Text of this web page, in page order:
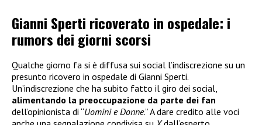
Gianni Sperti ricoverato in ospedale: i
rumors dei giorni scorsi
Qualche giorno fa si è diffusa sui social l’indiscrezione su un
presunto ricovero in ospedale di Gianni Sperti.
Un’indiscrezione che ha subito fatto il giro dei social,
alimentando la preoccupazione da parte dei fan
dell’opinionista di “Uomini e Donne.” A dare credito alle voci